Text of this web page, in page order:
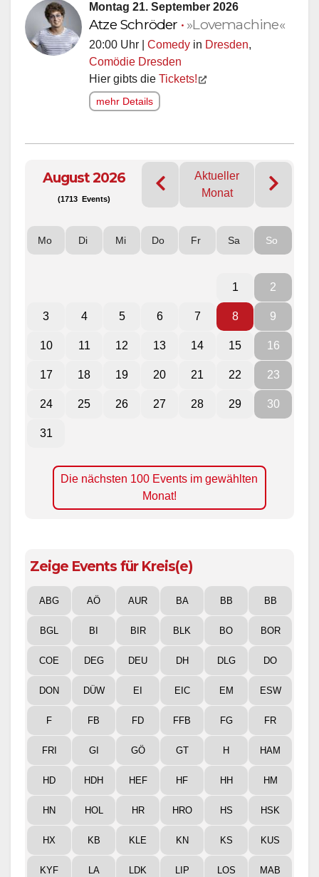
Montag 21. September 2026
Atze Schröder • »Lovemachine«
20:00 Uhr | Comedy in Dresden,
Comödie Dresden
Hier gibts die Tickets!
mehr Details
August 2026
(1713 Events)
Aktueller
Monat
Mo Di Mi Do Fr Sa So
1 2
3 4 5 6 7 8 9
10 11 12 13 14 15 16
17 18 19 20 21 22 23
24 25 26 27 28 29 30
31
Die nächsten 100 Events im gewählten
Monat!
Zeige Events für Kreis(e)
ABG AÖ AUR BA BB BB
BGL BI BIR BLK BO BOR
COE DEG DEU DH DLG DO
DON DÜW EI EIC EM ESW
F FB FD FFB FG FR
FRI GI GÖ GT H HAM
HD HDH HEF HF HH HM
HN HOL HR HRO HS HSK
HX KB KLE KN KS KUS
KYF LA LDK LIP LOS MAB